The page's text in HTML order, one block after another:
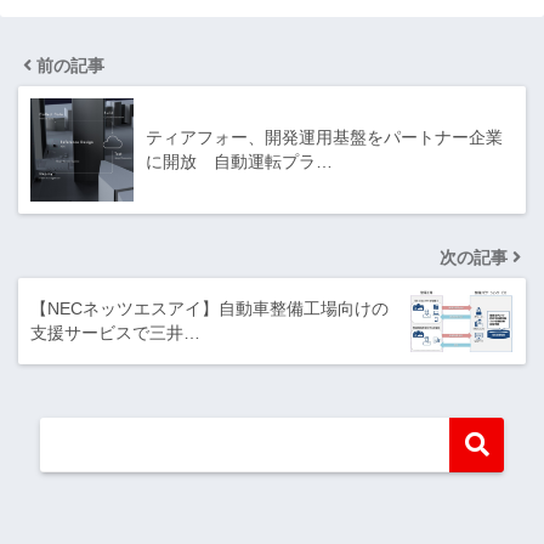
前の記事
ティアフォー、開発運用基盤をパートナー企業
に開放 自動運転プラ…
次の記事
【NECネッツエスアイ】自動車整備工場向けの
支援サービスで三井…